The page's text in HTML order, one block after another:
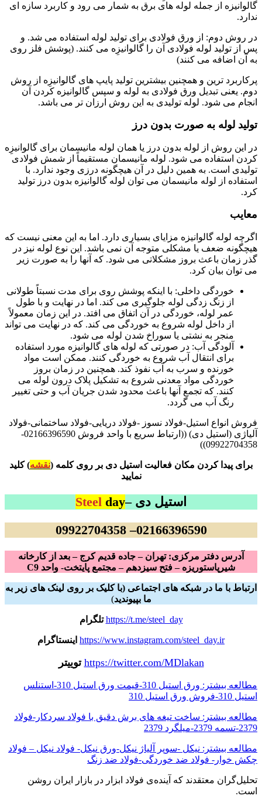
گالوانیزه از جمله لوله های برق به شمار می رود و کاربرد سازه ای
ندارد.
در روش دوم: از ورق فولادی برای تولید لوله استفاده می شد. و
پس از تولید لوله فولادی آن را گالوانیزِه می کنند. (پوشش فلز روی
به آن اضافه می کنند)
پرکاربرد ترین و همچنین بیشترین تولید پایپ های گالوانیزِه از روش
دوم. یعنی تبدیل ورق فولادی به لوله و سپس گالوانیزه کردن آن
انجام می شود. لوله تولیدی به این روش ارزان تر می باشد.
تولید لوله به صورت بدون درز
در این روش از لوله بدون درز یا همان لوله مانیسمان برای گالوانیزِه
کردن استفاده می شود. لوله مانیسمان مستقیماً از شمش فولادی
تولیدی است. به همین دلیل در آن هیچگونه درزی وجود ندارد. با
استفاده از لوله مانیسمان می توان لوله گالوانیزه بدون درز تولید
کرد.
معایب
اگرچه لوله گالوانیزه مزایای بسیاری دارد. اما به این معنی نیست که
هیچگونه ضعف یا مشکلی متوجه آن نمی باشد. این نوع لوله نیز در
گذر زمان باعث بروز مشکلاتی می شود. که آنها را به صورت زیر
می توان بیان کرد.
خوردگی داخلی: با اینکه پوشش روی برای مدت نسبتاً طولانی
از زنگ زدگی لوله جلوگیری می کند. اما در نهایت و با طول
عمر لوله، خوردگی در آن اتفاق می افتد. در این زمان معمولاً
از داخل لوله شروع به خوردگی می کند. که در نهایت می تواند
منجر به نشتی یا سوراخ شدن لوله می شود.
آلودگی آب: در صورتی که لوله های گالوانیزه مورد استفاده
برای انتقال آب شروع به خوردگی کنند. ممکن است مواد
خورنده و سرب به آب نفوذ کند. همچنین در زمان بروز
خوردگی مواد معدنی شروع به تشکیل پلاک درون لوله می
کنند. که تجمع آنها باعث محدود شدن جریان آب و حتی تغییر
رنگ آب می گردد.
فروش انواع استیل-فولاد نسوز -فولاد دریایی-فولاد ساختمانی-فولاد
آلیاژی (استیل دی) ((ارتباط سریع با واحد فروش 02166396590-
09922704358))
برای پیدا کردن مکان فعالیت استیل دی بر روی کلمه (نقشه) کلید
نمایید
استیل دی – Steel day
02166396590– 09922704358
آدرس دفتر مرکزی: تهران – جاده قدیم کرج – بعد از کارخانه
شیرپاستوریزه – فتح سیزدهم – مجتمع پایتخت- واحد C9
ارتباط با ما در شبکه های اجتماعی (با کلیک بر روی لینک های زیر به
ما بپیوندید)
https://t.me/steel_day تلگرام
https://www.instagram.com/steel_day.ir اینستاگرام
https://twitter.com/MDlakan توییتر
مطالعه بیشتر: ورق استیل 310-قیمت ورق استیل 310-استنلس
استیل 310-فروش ورق استیل 310
مطالعه بیشتر: ساخت تیغه های برش دقیق با فولاد سردکار-فولاد
2379-تسمه 2379-میلگرد 2379
مطالعه بیشتر: نیکل -سوپر آلیاژ نیکل-ورق نیکل- فولاد نیکل – فولاد
چکش خوار- فولاد ضد خوردگی-فولاد ضد زنگ
تحلیل‌گران معتقدند که آینده‌ی فولاد ابزار در بازار ایران روشن
است.